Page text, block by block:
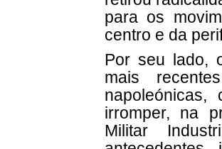
para os
centro e da
Por seu lado,
mais
napoleónicas,
irromper, na
Militar